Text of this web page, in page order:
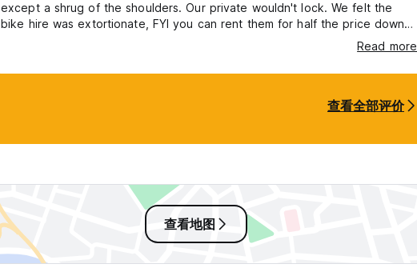
except a shrug of the shoulders. Our private wouldn't lock. We felt the
bike hire was extortionate, FYI you can rent them for half the price down
Read more
查看全部评价
查看地图